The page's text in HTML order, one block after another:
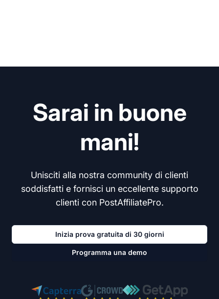
Sarai in buone
mani!
Unisciti alla nostra community di clienti
soddisfatti e fornisci un eccellente supporto
clienti con PostAffiliatePro.
Inizia prova gratuita di 30 giorni
Programma una demo